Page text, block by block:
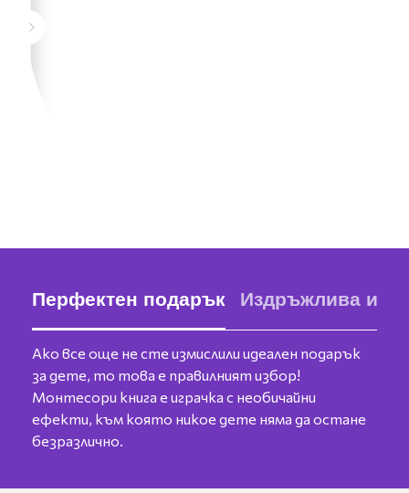
Перфектен подарък Издръжлива и
Ако все още не сте измислили идеален подарък
за дете, то това е правилният избор!
Монтесори книга е играчка с необичайни
ефекти, към която никое дете няма да остане
безразлично.